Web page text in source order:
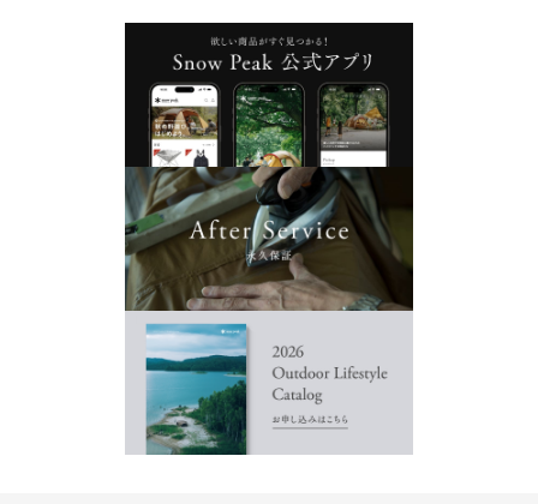
ドロックXフライカ
127,600 (税込)
EDITION
¥253,000 (税込)
ット
¥ 45,999